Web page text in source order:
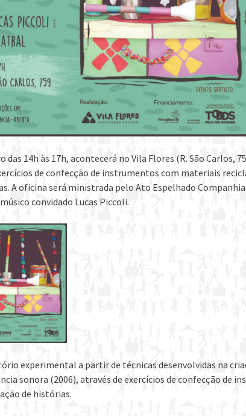
das 14h às 17h, acontecerá no Vila Flores (R. São Carlos,
de confecção de instrumentos com materiais
A oficina será ministrada pelo Ato Espelhado
convidado Lucas Piccoli.
experimental a partir de técnicas desenvolvidas na
sonora (2006), através de exercícios de confecção de
de histórias.